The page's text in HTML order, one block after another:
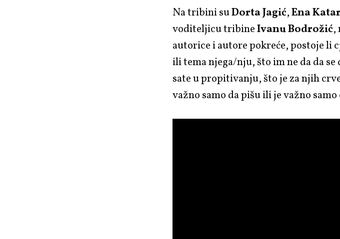
Na tribini suDorta Jagić,Ena
voditeljicu tribineIvanu Bodrožić,
autorice i autore pokreće, postoje li
ili tema njega/nju, što im ne da da
sate u propitivanju, što je za njih
važno samo da pišu ili je važno